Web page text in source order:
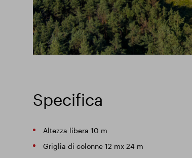
Specifica
Altezza libera 10 m
Griglia di colonne 12 mx 24 m